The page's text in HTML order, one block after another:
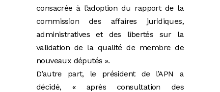
consacrée à l’adoption du rapport de la
commission des affaires juridiques,
administratives et des libertés sur la
validation de la qualité de membre de
nouveaux députés ».
D’autre part, le président de l’APN a
décidé, « après consultation des